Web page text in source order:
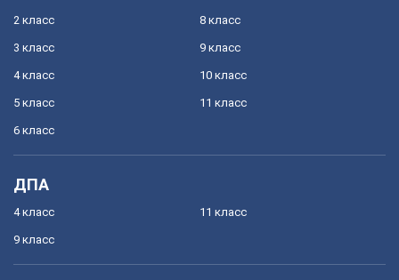
2 класс
3 класс
4 класс
5 класс
6 класс
8 класс
9 класс
10 класс
11 класс
ДПА
4 класс
9 класс
11 класс